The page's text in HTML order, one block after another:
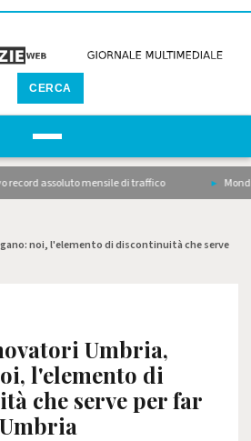
CERCA
assoluto mensile di traffico Mondiali
noi, l'elemento di discontinuità che serve
Umbria,
l'elemento di
che serve per far